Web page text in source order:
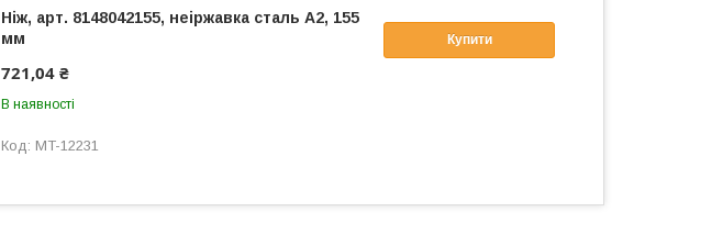
Купити
Ніж, арт. 8148042155, неіржавка сталь А2, 155
мм
721,04 ₴
В наявності
MT-12231